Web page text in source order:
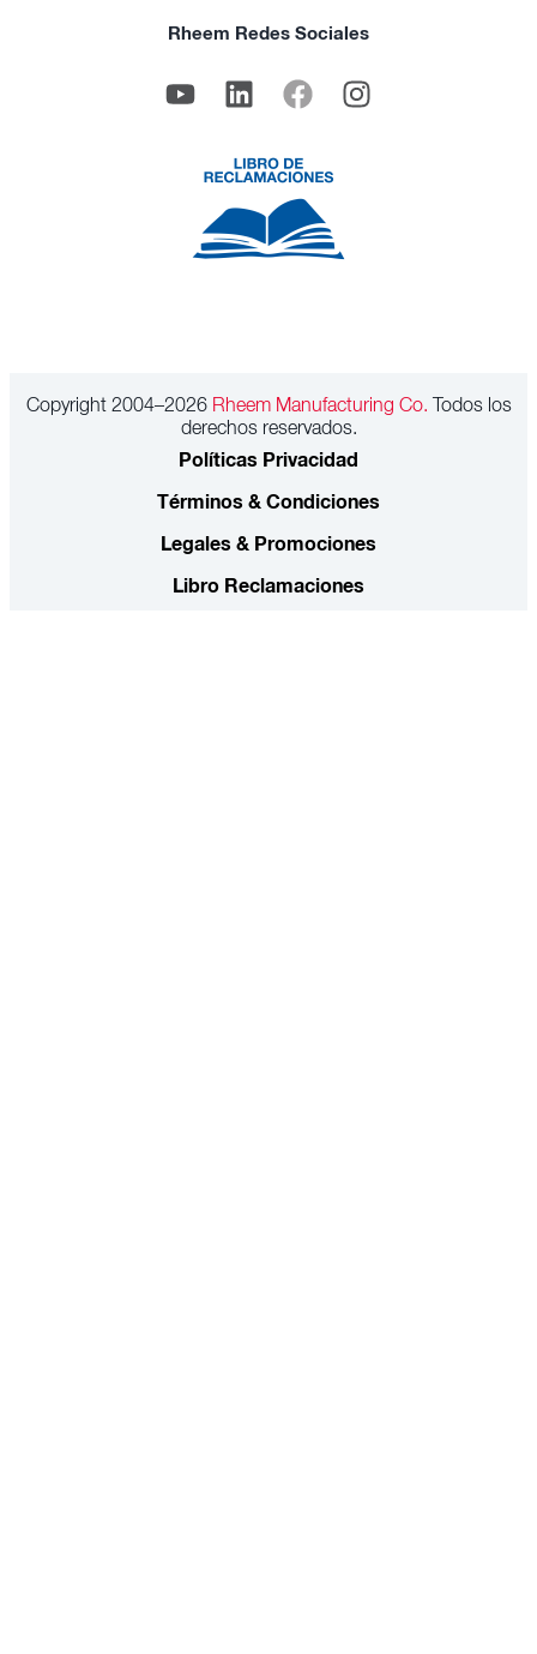
Rheem Redes Sociales
Copyright 2004–2026Rheem Manufacturing Co. Todos los
derechos reservados.
Políticas Privacidad
Términos & Condiciones
Legales & Promociones
Libro Reclamaciones